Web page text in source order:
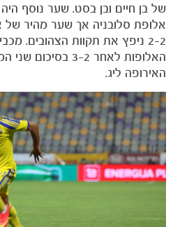
של בן חיים ובן בסט. שער נוסף
אלופת סלובניה אך שער מהיר של
2-2 ניפץ את תקוות הצהובים.
האלופות לאחר 3-2
האירופה ליג.